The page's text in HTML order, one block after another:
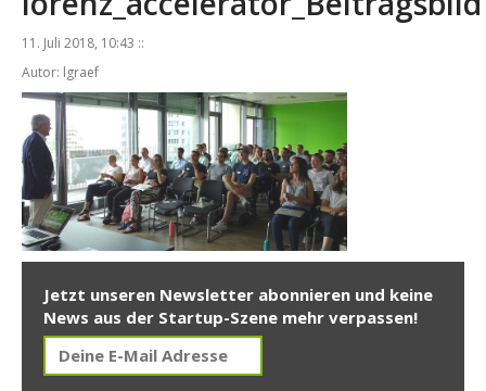
11. Juli 2018, 10:43 ::
Autor: lgraef
Jetzt unseren Newsletter abonnieren und keine
News aus der Startup-Szene mehr verpassen!